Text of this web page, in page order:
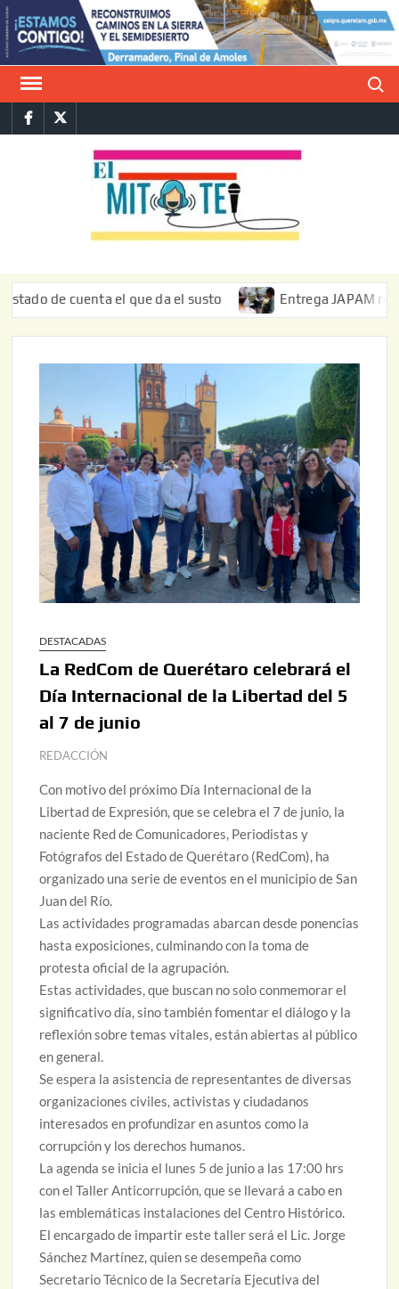
Saltar
al
contenido
FacebookTwitter
cuenta el que da el susto Entrega JAPAM
DESTACADAS
La RedCom de Querétaro celebrará el
Día Internacional de la Libertad del 5
al 7 de junio
REDACCIÓN
Con motivo del próximo Día Internacional de la
Libertad de Expresión, que se celebra el 7 de junio, la
naciente Red de Comunicadores, Periodistas y
Fotógrafos del Estado de Querétaro (RedCom), ha
organizado una serie de eventos en el municipio de San
Juan del Río.
Las actividades programadas abarcan desde ponencias
hasta exposiciones, culminando con la toma de
protesta oficial de la agrupación.
Estas actividades, que buscan no solo conmemorar el
significativo día, sino también fomentar el diálogo y la
reflexión sobre temas vitales, están abiertas al público
en general.
Se espera la asistencia de representantes de diversas
organizaciones civiles, activistas y ciudadanos
interesados en profundizar en asuntos como la
corrupción y los derechos humanos.
La agenda se inicia el lunes 5 de junio a las 17:00 hrs
con el Taller Anticorrupción, que se llevará a cabo en
las emblemáticas instalaciones del Centro Histórico.
El encargado de impartir este taller será el Lic. Jorge
Sánchez Martínez, quien se desempeña como
Secretario Técnico de la Secretaría Ejecutiva del